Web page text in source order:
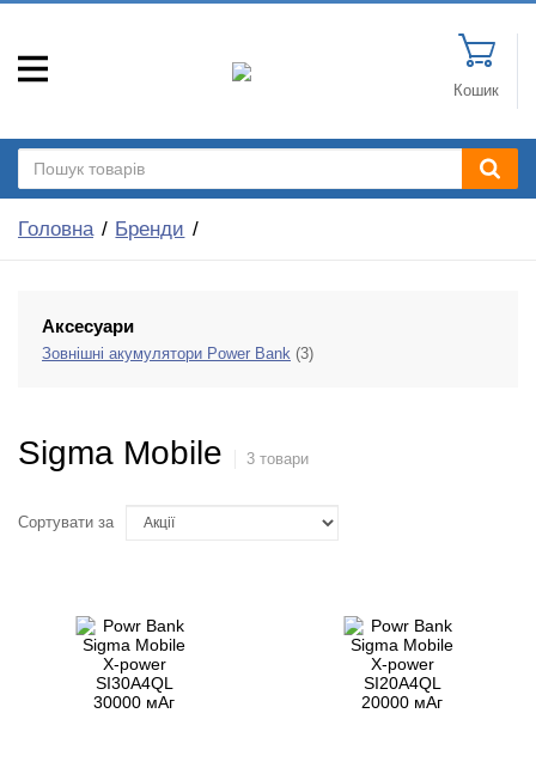
Кошик
Головна Бренди
Аксесуари
Зовнішні акумулятори Power Bank (3)
Sigma Mobile 3 товари
Сортувати за